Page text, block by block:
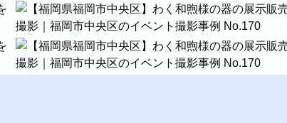
真の雰囲気を見ながらお選びください。
ベント撮影事例